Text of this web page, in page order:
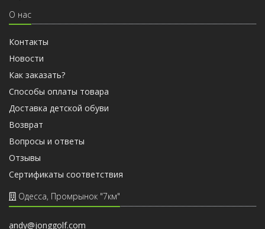
О нас
Контакты
Новости
Как заказать?
Способы оплаты товара
Доставка детской обуви
Возврат
Вопросы и ответы
Отзывы
Cертификаты соответствия
Одесса, Промрынок "7км"
andy@jonggolf.com